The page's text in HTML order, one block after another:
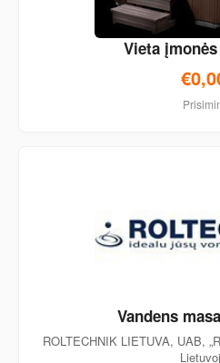
Vieta
Vandens
ROLTECHNIK LIETUVA, UAB,